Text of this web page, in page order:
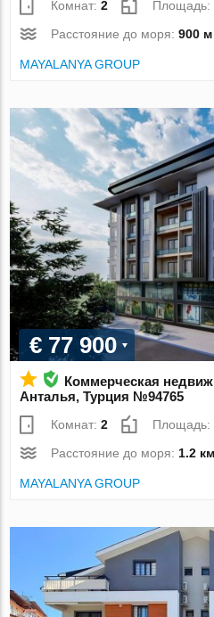
Комнат:2 Площадь:
Расстояние до моря:900 м
MAYALANYA GROUP
€ 77 900
Коммерческая
Анталья, Турция №94765
Комнат:2 Площадь:
Расстояние до моря: 1.2 км
MAYALANYA GROUP